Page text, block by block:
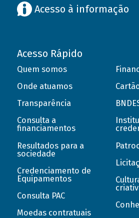
Acesso à informação
Acesso Rápido
Quem somos
Onde atuamos
Transparência
Consulta a
financiamentos
Resultados para a
sociedade
Credenciamento de
Equipamentos
Consulta PAC
Moedas contratuais